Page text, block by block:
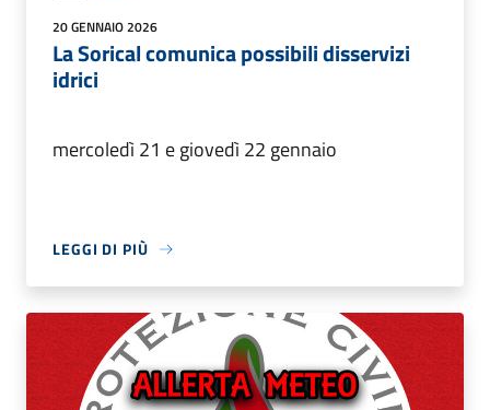
20 GENNAIO 2026
La Sorical comunica possibili disservizi
idrici
mercoledì 21 e giovedì 22 gennaio
LEGGI DI PIÙ